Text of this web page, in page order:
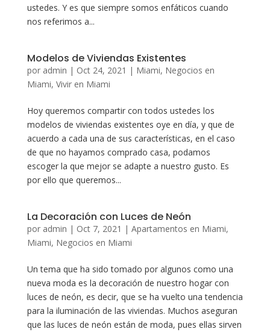
ustedes. Y es que siempre somos enfáticos cuando
nos referimos a...
Modelos de Viviendas Existentes
por admin | Oct 24, 2021 | Miami, Negocios en
Miami, Vivir en Miami
Hoy queremos compartir con todos ustedes los
modelos de viviendas existentes oye en día, y que de
acuerdo a cada una de sus características, en el caso
de que no hayamos comprado casa, podamos
escoger la que mejor se adapte a nuestro gusto. Es
por ello que queremos...
La Decoración con Luces de Neón
por admin | Oct 7, 2021 | Apartamentos en Miami,
Miami, Negocios en Miami
Un tema que ha sido tomado por algunos como una
nueva moda es la decoración de nuestro hogar con
luces de neón, es decir, que se ha vuelto una tendencia
para la iluminación de las viviendas. Muchos aseguran
que las luces de neón están de moda, pues ellas sirven